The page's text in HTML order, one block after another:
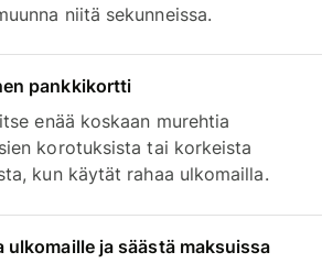
niitä sekunneissa.
pankkikortti
enää koskaan murehtia
korotuksista tai korkeista
kun käytät rahaa ulkomailla.
ulkomaille ja säästä maksuissa